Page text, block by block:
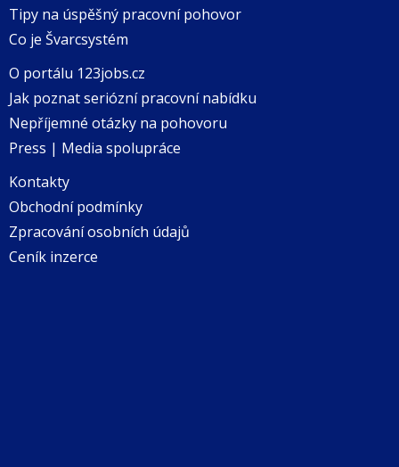
Tipy na úspěšný pracovní pohovor
Co je Švarcsystém
O portálu 123jobs.cz
Jak poznat seriózní pracovní nabídku
Nepříjemné otázky na pohovoru
Press | Media spolupráce
Kontakty
Obchodní podmínky
Zpracování osobních údajů
Ceník inzerce